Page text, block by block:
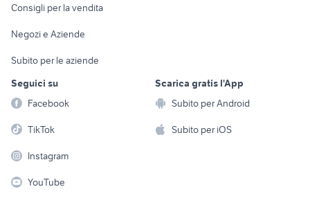
Fotografia
Telefonia
Biciclette
Consigli per la vendita
Negozi e Aziende
Subito per le aziende
Seguici su
Facebook
TikTok
Instagram
YouTube
Scarica gratis l'App
Subito per Android
Subito per iOS